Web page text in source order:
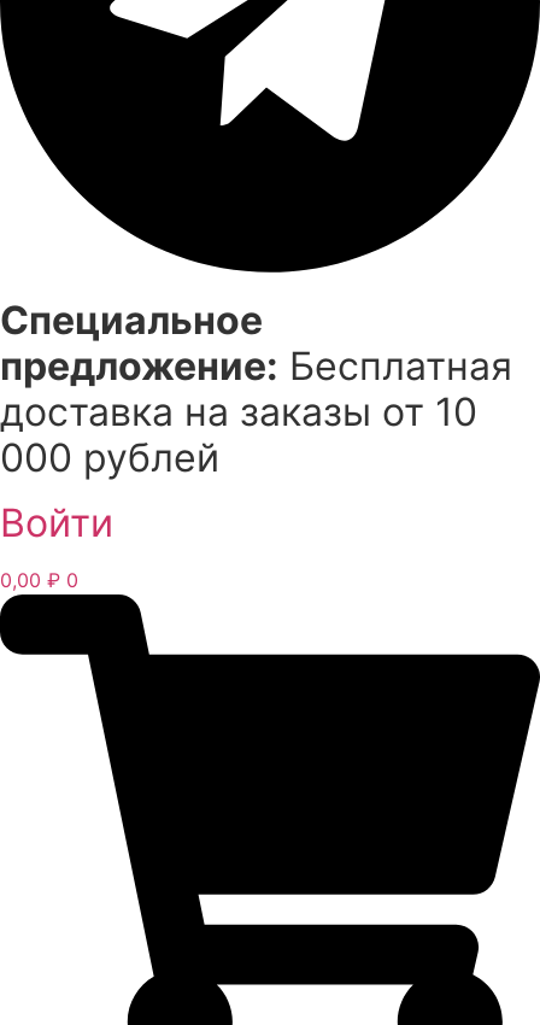
Специальное
предложение: Бесплатная
доставка на заказы от 10
000 рублей
Войти
0,00 ₽ 0